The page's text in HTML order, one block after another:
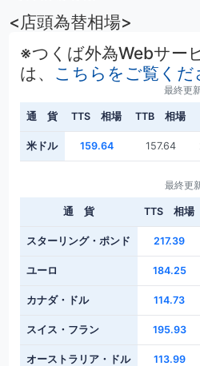
<店頭為替相場>
※つくば外為Webサー
は、 こちらをご覧くだ
最終更
通 貨 TTS 相場 TTB 相場
米ドル 159.64 157.64
最終更
通 貨 TTS 相場
スターリング・ポンド 217.39
ユーロ 184.25
カナダ・ドル 114.73
スイス・フラン 195.93
オーストラリア・ドル 113.99